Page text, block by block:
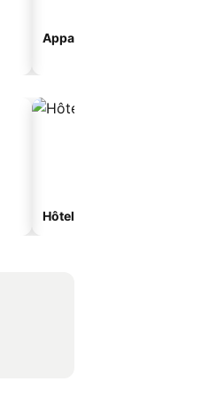
Appart’hôtel
Hôtels spa